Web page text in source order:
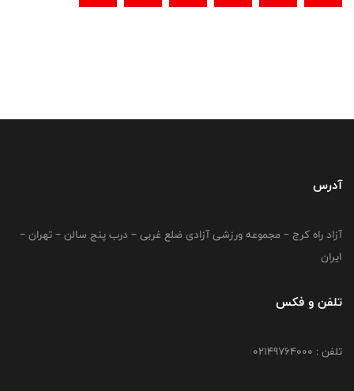
آدرس
آزاد راه کرج – مجموعه ورزشی آزادی ضلع غربی – درب پنج سالن – تهران –
ایران
تلفن و فکس
تلفن : 02149764000